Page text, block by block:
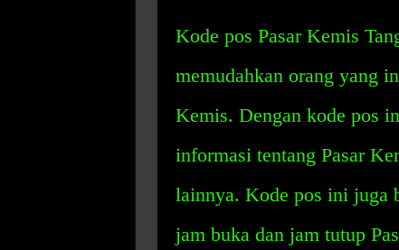
Kode pos Pasar Kemis
memudahkan orang yang
Kemis. Dengan kode pos
informasi tentang Pasar
lainnya. Kode pos ini juga
jam buka dan jam tutup